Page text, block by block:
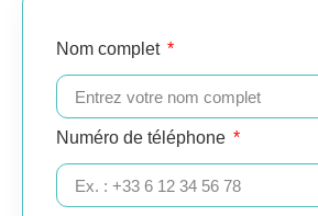
Nom complet
Numéro de téléphone